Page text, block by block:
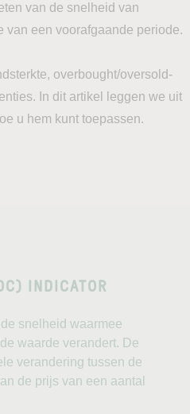
van de snelheid van
van een voorafgaande periode.
overbought/oversold-
In dit artikel leggen we uit
u hem kunt toepassen.
INDICATOR
snelheid waarmee
waarde verandert. De
verandering tussen de
de prijs van een aantal